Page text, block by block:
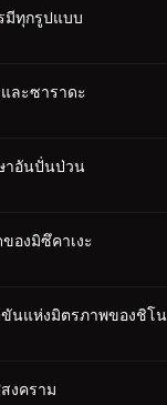
มีทุกรูปแบบ
ละซาราดะ
าอันปั่นป่วน
องมิซึคาเงะ
ขันแห่งมิตรภาพของชิโ
งคราม